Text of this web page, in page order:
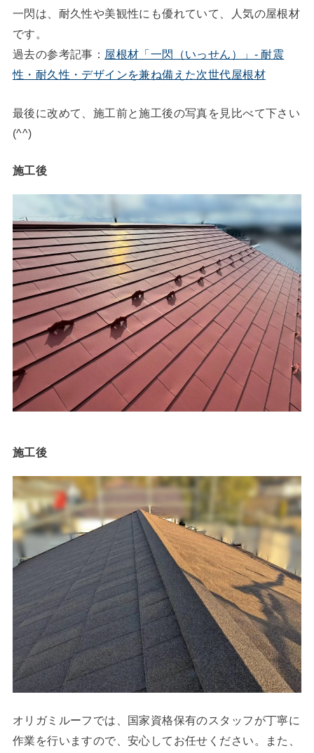
一閃は、耐久性や美観性にも優れていて、人気の屋根材
です。
過去の参考記事： 屋根材「一閃（いっせん）」- 耐震
性・耐久性・デザインを兼ね備えた次世代屋根材
最後に改めて、施工前と施工後の写真を見比べて下さい
(^^)
施工後
施工後
オリガミルーフでは、国家資格保有のスタッフが丁寧に
作業を行いますので、安心してお任せください。また、